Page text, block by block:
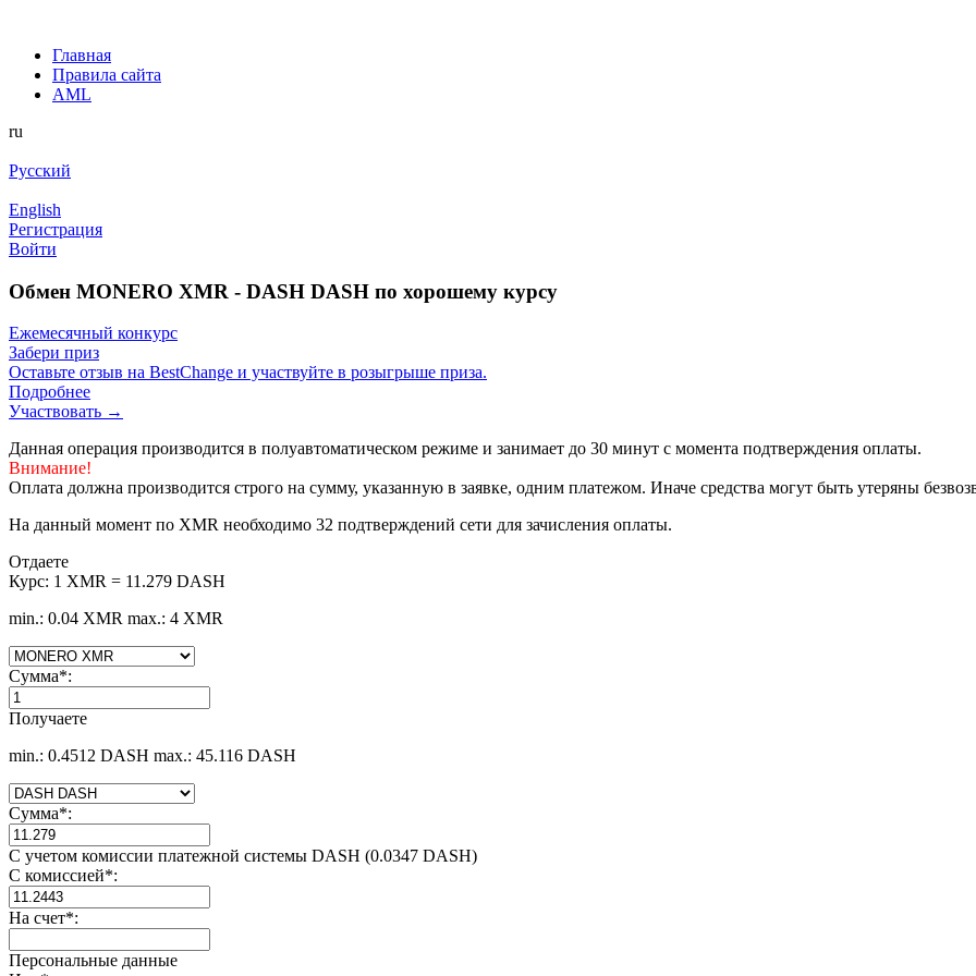
Главная
Правила сайта
AML
ru
Русский
English
Регистрация
Войти
Обмен MONERO XMR - DASH DASH по хорошему курсу
Ежемесячный конкурс
Забери приз
Оставьте отзыв на BestChange и участвуйте в розыгрыше приза.
Подробнее
Участвовать →
Данная операция производится в полуавтоматическом режиме и занимает до 30 минут с момента подтверждения оплаты.
Внимание!
Оплата должна производится строго на сумму, указанную в заявке, одним платежом. Иначе средства могут быть утеряны
На данный момент по XMR необходимо 32 подтверждений сети для зачисления оплаты.
Отдаете
Курс: 1 XMR = 11.279 DASH
min.: 0.04 XMR max.: 4 XMR
Сумма*:
Получаете
min.: 0.4512 DASH max.: 45.116 DASH
Сумма*:
С учетом комиссии платежной системы DASH (0.0347 DASH)
С комиссией*:
На счет*:
Персональные данные